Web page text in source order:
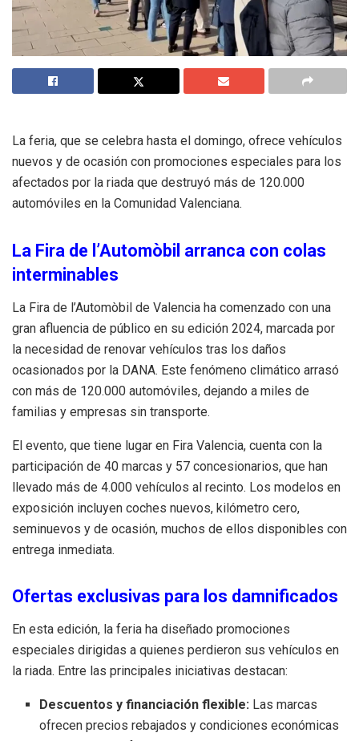
La feria, que se celebra hasta el domingo, ofrece vehículos
nuevos y de ocasión con promociones especiales para los
afectados por la riada que destruyó más de 120.000
automóviles en la Comunidad Valenciana.
La Fira de l’Automòbil arranca con colas
interminables
La Fira de l’Automòbil de Valencia ha comenzado con una
gran afluencia de público en su edición 2024, marcada por
la necesidad de renovar vehículos tras los daños
ocasionados por la DANA. Este fenómeno climático arrasó
con más de 120.000 automóviles, dejando a miles de
familias y empresas sin transporte.
El evento, que tiene lugar en Fira Valencia, cuenta con la
participación de 40 marcas y 57 concesionarios, que han
llevado más de 4.000 vehículos al recinto. Los modelos en
exposición incluyen coches nuevos, kilómetro cero,
seminuevos y de ocasión, muchos de ellos disponibles con
entrega inmediata.
Ofertas exclusivas para los damnificados
En esta edición, la feria ha diseñado promociones
especiales dirigidas a quienes perdieron sus vehículos en
la riada. Entre las principales iniciativas destacan:
Descuentos y financiación flexible: Las marcas
ofrecen precios rebajados y condiciones económicas